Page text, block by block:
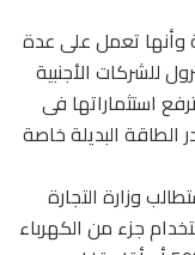
وأنها تعمل على عدة
للشركات الأجنبية
ترفع استثماراتها فى
الطاقة البديلة خاصة
وزارة التجارة
جزء من الكهرباء